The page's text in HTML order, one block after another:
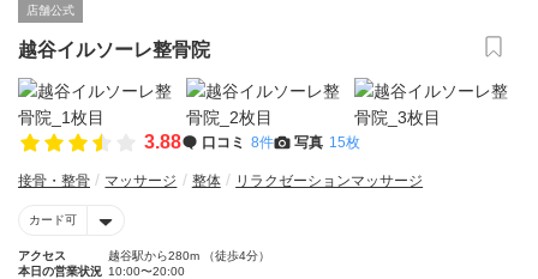
店舗公式
越谷イルソーレ整骨院
3.88 口コミ 8件 写真 15枚
接骨・整骨 マッサージ 整体 リラクゼーションマッサージ
カード可
アクセス
越谷駅から280m （徒歩4分）
本日の営業状況 10:00〜20:00